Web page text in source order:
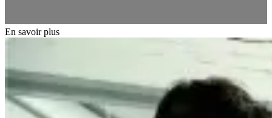
En savoir plus